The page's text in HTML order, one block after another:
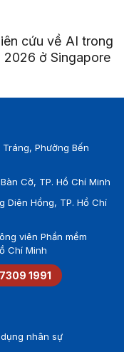
cứu về AI trong
2026 ở Singapore
Phường Bến
Cờ, TP. Hồ Chí Minh
Diên Hồng, TP. Hồ Chí
viên Phần mềm
Chí Minh
1991
nhân sự